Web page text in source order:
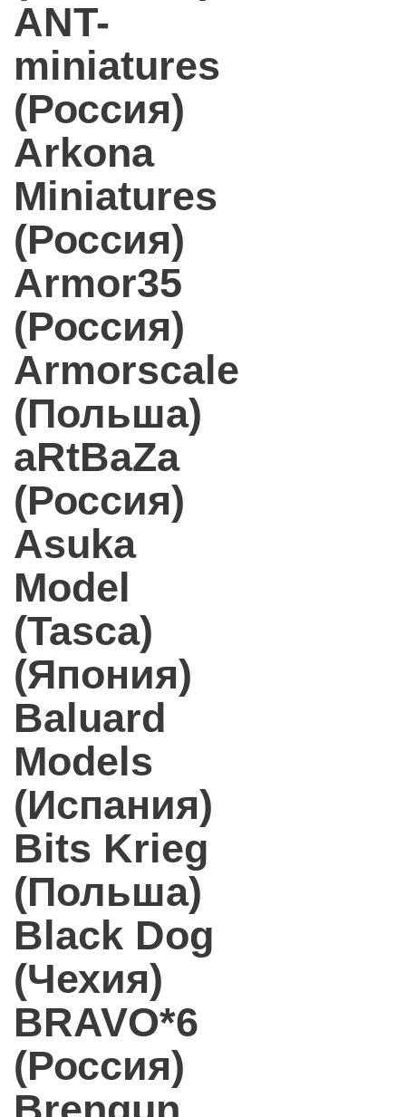
ANT-
miniatures
(Россия)
Arkona
Miniatures
(Россия)
Armor35
(Россия)
Armorscale
(Польша)
aRtBaZa
(Россия)
Asuka
Model
(Tasca)
(Япония)
Baluard
Models
(Испания)
Bits Krieg
(Польша)
Black Dog
(Чехия)
BRAVO*6
(Россия)